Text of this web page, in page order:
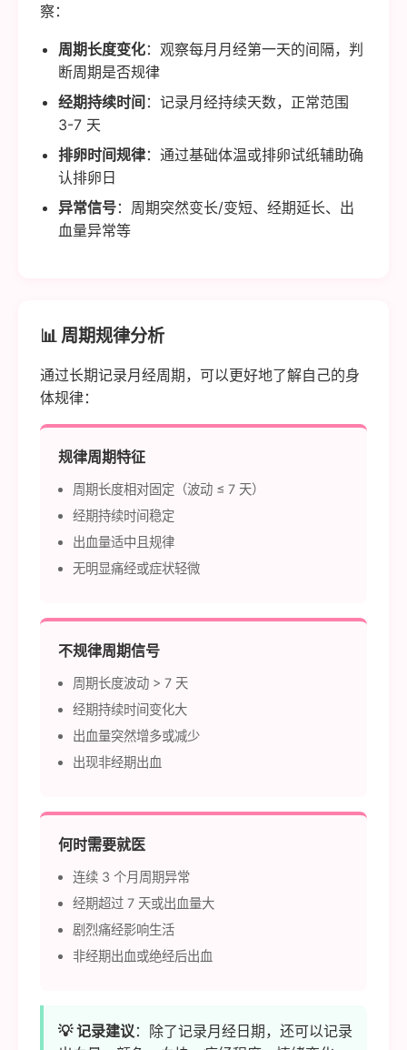
察：
周期长度变化：观察每月月经第一天的间隔，判
断周期是否规律
经期持续时间 ：记录月经持续天数，正常范围
3-7 天
排卵时间规律：通过基础体温或排卵试纸辅助确
认排卵日
异常信号：周期突然变长/变短、经期延长、出
血量异常等
📊 周期规律分析
通过长期记录月经周期，可以更好地了解自己的身
体规律：
规律周期特征
周期长度相对固定（波动 ≤ 7 天）
经期持续时间稳定
出血量适中且规律
无明显痛经或症状轻微
不规律周期信号
周期长度波动 > 7 天
经期持续时间变化大
出血量突然增多或减少
出现非经期出血
何时需要就医
连续 3 个月周期异常
经期超过 7 天或出血量大
剧烈痛经影响生活
非经期出血或绝经后出血
💡 记录建议：除了记录月经日期，还可以记录